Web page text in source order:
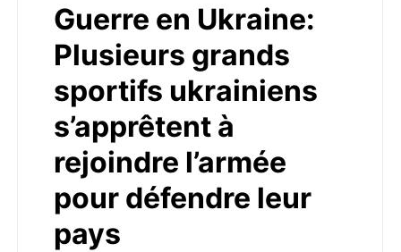
Guerre en Ukraine:
Plusieurs grands
sportifs ukrainiens
s’apprêtent à
rejoindre l’armée
pour défendre leur
pays